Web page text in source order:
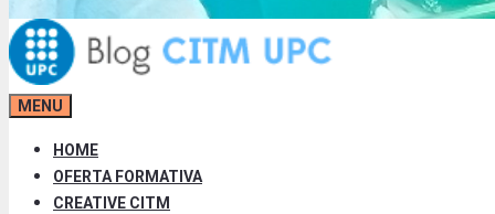
MENU
HOME
OFERTA FORMATIVA
CREATIVE CITM